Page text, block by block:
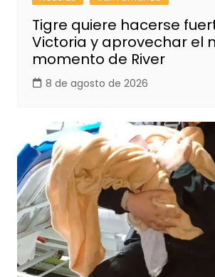
Tigre quiere hacerse
Victoria y aprovechar el
momento de River
8 de agosto de 2026